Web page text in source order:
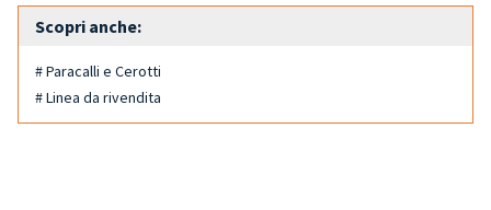
Scopri anche:
# Paracalli e Cerotti
# Linea da rivendita